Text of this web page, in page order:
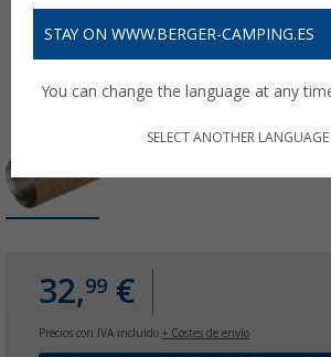
32,99 €
Precios con IVA incluido + Costes de envío
STAY ON WWW.BERGER-CAMPING.ES
You can change the language at any
SELECT ANOTHER LANGUAGE